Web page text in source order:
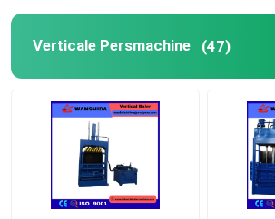
Verticale Persmachine (47)